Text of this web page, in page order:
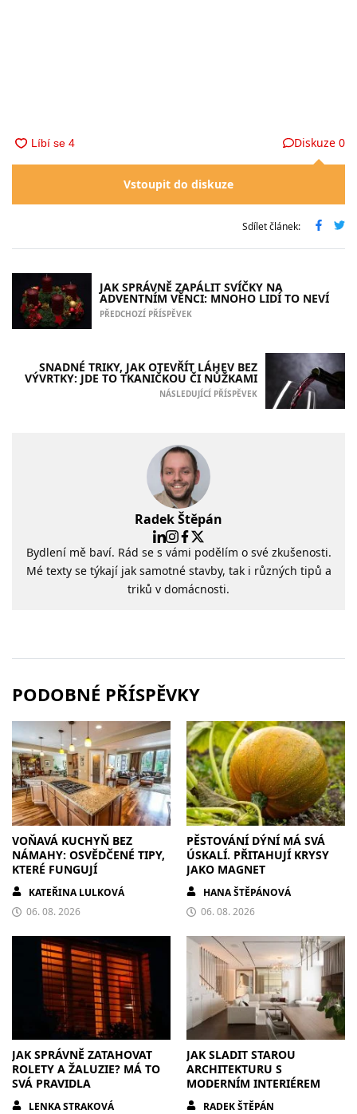
Diskuze 0
Vstoupit do diskuze
Sdílet článek:
JAK SPRÁVNĚ ZAPÁLIT SVÍČKY NA
ADVENTNÍM VĚNCI: MNOHO LIDÍ TO NEVÍ
PŘEDCHOZÍ PŘÍSPĚVEK
SNADNÉ TRIKY, JAK OTEVŘÍT LÁHEV BEZ
VÝVRTKY: JDE TO TKANIČKOU ČI NŮŽKAMI
NÁSLEDUJÍCÍ PŘÍSPĚVEK
Radek Štěpán
Bydlení mě baví. Rád se s vámi podělím o své zkušenosti.
Mé texty se týkají jak samotné stavby, tak i různých tipů a
triků v domácnosti.
PODOBNÉ PŘÍSPĚVKY
VOŇAVÁ KUCHYŇ BEZ
NÁMAHY: OSVĚDČENÉ TIPY,
KTERÉ FUNGUJÍ
KATEŘINA LULKOVÁ
06. 08. 2026
PĚSTOVÁNÍ DÝNÍ MÁ SVÁ
ÚSKALÍ. PŘITAHUJÍ KRYSY
JAKO MAGNET
HANA ŠTĚPÁNOVÁ
06. 08. 2026
JAK SPRÁVNĚ ZATAHOVAT
ROLETY A ŽALUZIE? MÁ TO
SVÁ PRAVIDLA
LENKA STRAKOVÁ
JAK SLADIT STAROU
ARCHITEKTURU S
MODERNÍM INTERIÉREM
RADEK ŠTĚPÁN